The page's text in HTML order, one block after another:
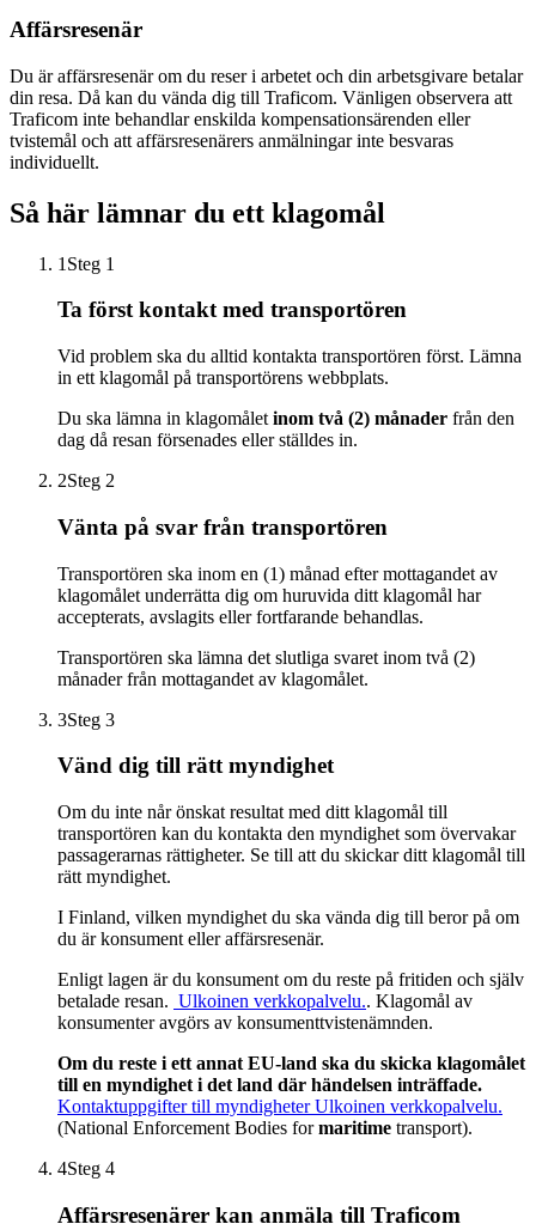
Affärsresenär
Du är affärsresenär om du reser i arbetet och din arbetsgivare betalar
din resa. Då kan du vända dig till Traficom. Vänligen observera att
Traficom inte behandlar enskilda kompensationsärenden eller
tvistemål och att affärsresenärers anmälningar inte besvaras
individuellt.
Så här lämnar du ett klagomål
1 Steg 1
Ta först kontakt med transportören
Vid problem ska du alltid kontakta transportören först. Lämna
in ett klagomål på transportörens webbplats.
Du ska lämna in klagomålet inom två (2) månader från den
dag då resan försenades eller ställdes in.
2Steg 2
Vänta på svar från transportören
Transportören ska inom en (1) månad efter mottagandet av
klagomålet underrätta dig om huruvida ditt klagomål har
accepterats, avslagits eller fortfarande behandlas.
Transportören ska lämna det slutliga svaret inom två (2)
månader från mottagandet av klagomålet.
3Steg 3
Vänd dig till rätt myndighet
Om du inte når önskat resultat med ditt klagomål till
transportören kan du kontakta den myndighet som övervakar
passagerarnas rättigheter. Se till att du skickar ditt klagomål till
rätt myndighet.
I Finland, vilken myndighet du ska vända dig till beror på om
du är konsument eller affärsresenär.
Enligt lagen är du konsument om du reste på fritiden och själv
betalade resan. Ulkoinen verkkopalvelu.. Klagomål av
konsumenter avgörs av konsumenttvistenämnden.
Om du reste i ett annat EU-land ska du skicka klagomålet
till en myndighet i det land där händelsen inträffade.
Kontaktuppgifter till myndigheterUlkoinen verkkopalvelu.
(National Enforcement Bodies formaritime transport).
4Steg 4
Affärsresenärer kan anmäla till Traficom